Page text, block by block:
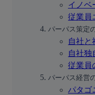
イノベ
従業員
パーパス策定
自社と
自社独
従業員
パーパス経営
パタゴ